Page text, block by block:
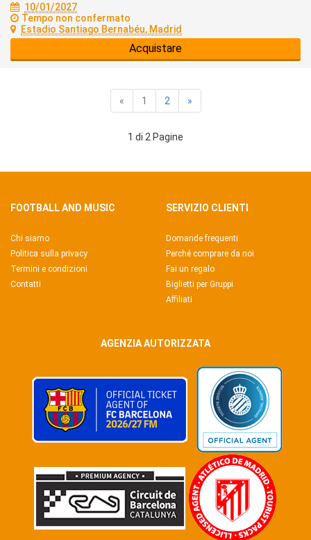
10/01/2027
Tempo non confermato
Estadio Santiago Bernabéu, Madrid
Acquistare
« 1 2 »
1 di 2 Pagine
FOOTBALL AND MUSIC
Chi siamo
Politica sulla privacy
Termini e condizioni
Contatti
SERVIZIO CLIENTI
Domande frequenti
Perché comprare da noi
Fai un regalo
Biglietti per Gruppi
Affiliati
AGENZIA AUTORIZZATA